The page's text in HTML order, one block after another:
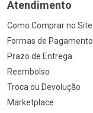
Atendimento
Como Comprar no Site
Formas de Pagamento
Prazo de Entrega
Reembolso
Troca ou Devolução
Marketplace